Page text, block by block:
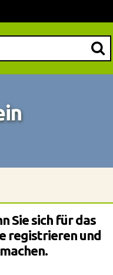
Sie sich für das
registrieren und